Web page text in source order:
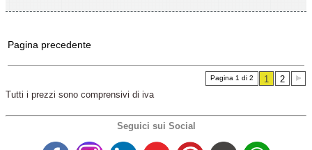
Pagina precedente
Pagina 1 di 2 1
2
Tutti i prezzi sono comprensivi di iva
Seguici sui Social